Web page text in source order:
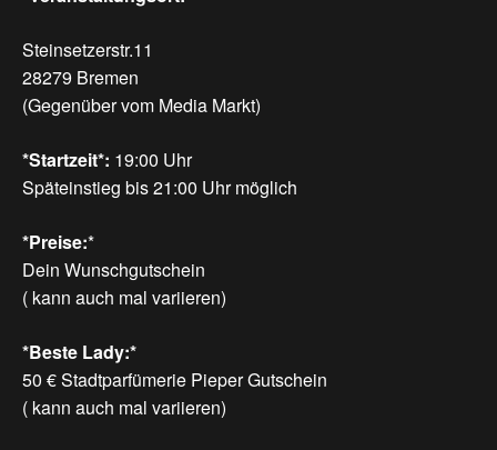
Steinsetzerstr.11
28279 Bremen
(Gegenüber vom Media Markt)
*Startzeit*: 19:00 Uhr
Späteinstieg bis 21:00 Uhr möglich
*Preise:*
Dein Wunschgutschein
( kann auch mal variieren)
*Beste Lady:*
50 € Stadtparfümerie Pieper Gutschein
( kann auch mal variieren)